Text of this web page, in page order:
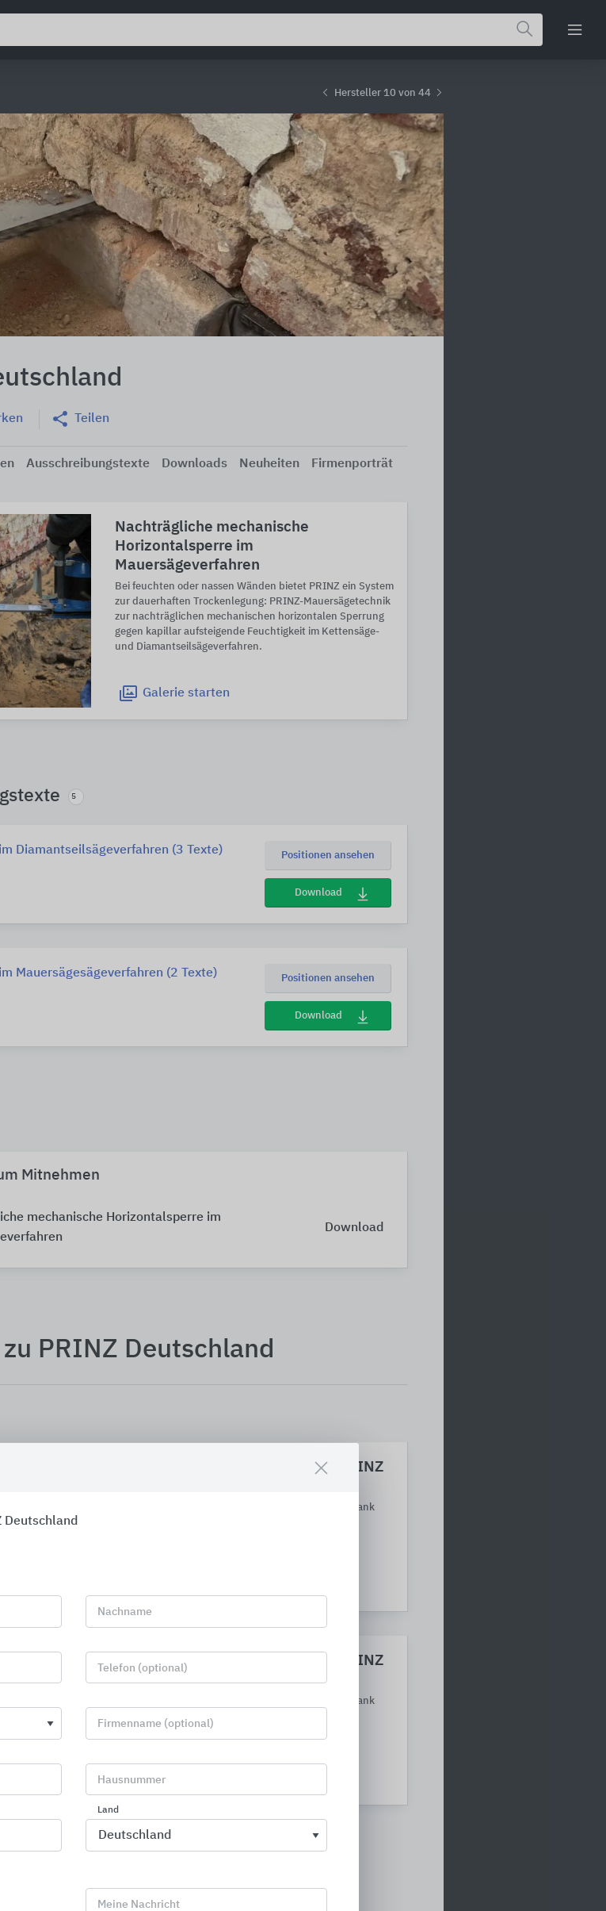
Hersteller 10 von 44
Teilen
Ausschreibungstexte Downloads Neuheiten Firmenporträt
Nachträgliche mechanische
Horizontalsperre im
Mauersägeverfahren
Bei feuchten oder nassen Wänden bietet PRINZ ein System
zur dauerhaften Trockenlegung: PRINZ-Mauersägetechnik
zur nachträglichen mechanischen horizontalen Sperrung
gegen kapillar aufsteigende Feuchtigkeit im Kettensäge-
und Diamantseilsägeverfahren.
Galerie starten
5
Diamantseilsägeverfahren (3 Texte) Positionen ansehen
Download
Mauersägesägeverfahren (2 Texte) Positionen ansehen
Download
Mitnehmen
mechanische Horizontalsperre im
Download
PRINZ Deutschland
Nasse Wände = Feuchte Keller? PRINZ
100 %ige Sperre gegen aufsteigende Feuchtigkeit dank
Nasse Wände = Feuchte Keller? PRINZ
hat die Lösung!
100 %ige Sperre gegen aufsteigende Feuchtigkeit dank
Mauerwerkstrockenlegung im Sägeverfahren
16.03.2026
zu PRINZ Deutschland
Deutschland
Nachname
Telefon (optional)
Firmenname (optional)
Hausnummer
Land
Meine Nachricht